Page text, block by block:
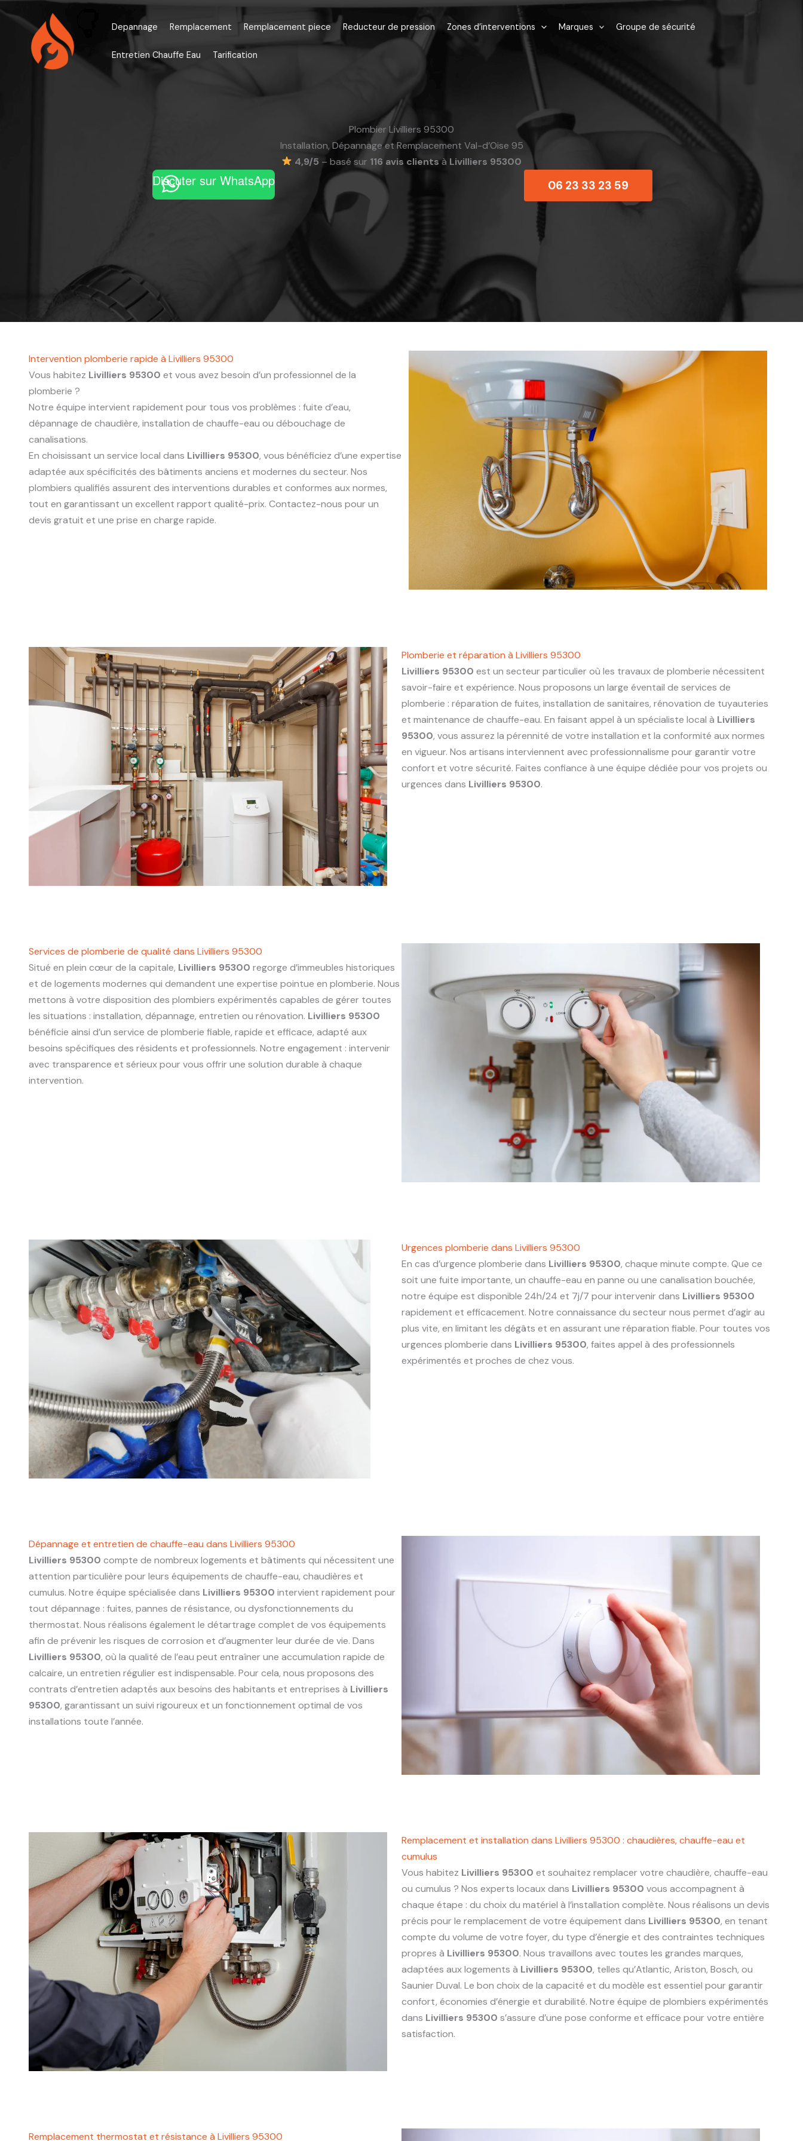
Aller
contenu
Depannage Remplacement Remplacement piece Reducteur de pression Zones d’interventions Marques Groupe de sécurité
Entretien Chauffe Eau Tarification
Plombier Livilliers 95300
Installation, Dépannage et Remplacement Val-d’Oise 95
4,9/5 – basé sur 116 avis clientsà Livilliers 95300
Discuter sur WhatsApp 06 23 33 23 59
Intervention plomberie rapide à Livilliers 95300
Vous habitez Livilliers 95300 et vous avez besoin d’un professionnel de la
plomberie ?
Notre équipe intervient rapidement pour tous vos problèmes : fuite d’eau,
dépannage de chaudière, installation de chauffe-eau ou débouchage de
canalisations.
En choisissant un service local dans Livilliers 95300, vous bénéficiez d’une expertise
adaptée aux spécificités des bâtiments anciens et modernes du secteur. Nos
plombiers qualifiés assurent des interventions durables et conformes aux normes,
tout en garantissant un excellent rapport qualité-prix. Contactez-nous pour un
devis gratuit et une prise en charge rapide.
Plomberie et réparation à Livilliers 95300
Livilliers 95300 est un secteur particulier où les travaux de plomberie nécessitent
savoir-faire et expérience. Nous proposons un large éventail de services de
plomberie : réparation de fuites, installation de sanitaires, rénovation de tuyauteries
et maintenance de chauffe-eau. En faisant appel à un spécialiste local à Livilliers
95300, vous assurez la pérennité de votre installation et la conformité aux normes
en vigueur. Nos artisans interviennent avec professionnalisme pour garantir votre
confort et votre sécurité. Faites confiance à une équipe dédiée pour vos projets ou
urgences dans Livilliers 95300.
Services de plomberie de qualité dans Livilliers 95300
Situé en plein cœur de la capitale, Livilliers 95300 regorge d’immeubles historiques
et de logements modernes qui demandent une expertise pointue en plomberie. Nous
mettons à votre disposition des plombiers expérimentés capables de gérer toutes
les situations : installation, dépannage, entretien ou rénovation. Livilliers 95300
bénéficie ainsi d’un service de plomberie fiable, rapide et efficace, adapté aux
besoins spécifiques des résidents et professionnels. Notre engagement : intervenir
avec transparence et sérieux pour vous offrir une solution durable à chaque
intervention.
Urgences plomberie dans Livilliers 95300
En cas d’urgence plomberie dans Livilliers 95300, chaque minute compte. Que ce
soit une fuite importante, un chauffe-eau en panne ou une canalisation bouchée,
notre équipe est disponible 24h/24 et 7j/7 pour intervenir dans Livilliers 95300
rapidement et efficacement. Notre connaissance du secteur nous permet d’agir au
plus vite, en limitant les dégâts et en assurant une réparation fiable. Pour toutes vos
urgences plomberie dans Livilliers 95300, faites appel à des professionnels
expérimentés et proches de chez vous.
Dépannage et entretien de chauffe-eau dans Livilliers 95300
Livilliers 95300 compte de nombreux logements et bâtiments qui nécessitent une
attention particulière pour leurs équipements de chauffe-eau, chaudières et
cumulus. Notre équipe spécialisée dans Livilliers 95300 intervient rapidement pour
tout dépannage : fuites, pannes de résistance, ou dysfonctionnements du
thermostat. Nous réalisons également le détartrage complet de vos équipements
afin de prévenir les risques de corrosion et d’augmenter leur durée de vie. Dans
Livilliers 95300, où la qualité de l’eau peut entraîner une accumulation rapide de
calcaire, un entretien régulier est indispensable. Pour cela, nous proposons des
contrats d’entretien adaptés aux besoins des habitants et entreprises à Livilliers
95300, garantissant un suivi rigoureux et un fonctionnement optimal de vos
installations toute l’année.
Remplacement et installation dans Livilliers 95300 : chaudières, chauffe-eau et
cumulus
Vous habitez Livilliers 95300 et souhaitez remplacer votre chaudière, chauffe-eau
ou cumulus ? Nos experts locaux dans Livilliers 95300 vous accompagnent à
chaque étape : du choix du matériel à l’installation complète. Nous réalisons un devis
précis pour le remplacement de votre équipement dans Livilliers 95300, en tenant
compte du volume de votre foyer, du type d’énergie et des contraintes techniques
propres à Livilliers 95300. Nous travaillons avec toutes les grandes marques,
adaptées aux logements à Livilliers 95300, telles qu’Atlantic, Ariston, Bosch, ou
Saunier Duval. Le bon choix de la capacité et du modèle est essentiel pour garantir
confort, économies d’énergie et durabilité. Notre équipe de plombiers expérimentés
dans Livilliers 95300 s’assure d’une pose conforme et efficace pour votre entière
satisfaction.
Remplacement thermostat et résistance à Livilliers 95300